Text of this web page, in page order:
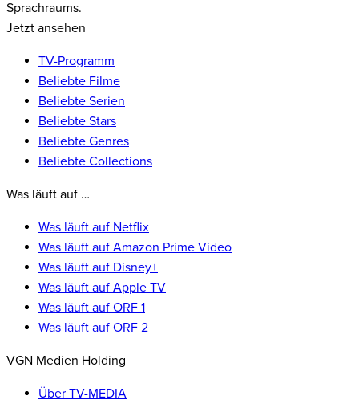
Sprachraums.
Jetzt ansehen
TV-Programm
Beliebte Filme
Beliebte Serien
Beliebte Stars
Beliebte Genres
Beliebte Collections
Was läuft auf …
Was läuft auf Netflix
Was läuft auf Amazon Prime Video
Was läuft auf Disney+
Was läuft auf Apple TV
Was läuft auf ORF 1
Was läuft auf ORF 2
VGN Medien Holding
Über TV-MEDIA